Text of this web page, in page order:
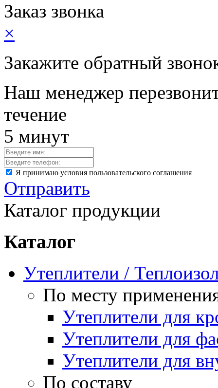
Заказ звонка
×
Закажите обратный
Наш менеджер
течение
5 минут
Я принимаю условия пользовательского соглашения
Отправить
Каталог продукции
Каталог
Утеплители /
По месту
Утеплители для
Утеплители для
Утеплители для
По составу